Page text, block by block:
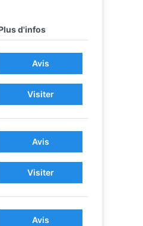
d'infos
Avis
Visiter
Avis
Visiter
Avis